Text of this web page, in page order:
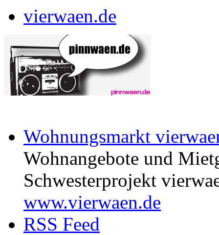
vierwaen.de
Wohnungsmarkt
Wohnangebote und
Schwesterprojekt
www.vierwaen.de
RSS Feed